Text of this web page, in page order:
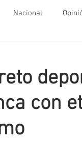
Nacional
con